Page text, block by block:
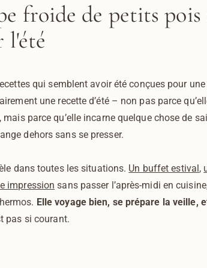
froide de petits
l'été
qui semblent avoir été conçues pour
une recette d’été – non pas parce
mais parce qu’elle incarne quelque chose de
dehors sans se presser.
dans toutes les situations. Un buffet estival,
impression sans passer l’après-midi en
Elle voyage bien, se prépare la veille,
pas si courant.